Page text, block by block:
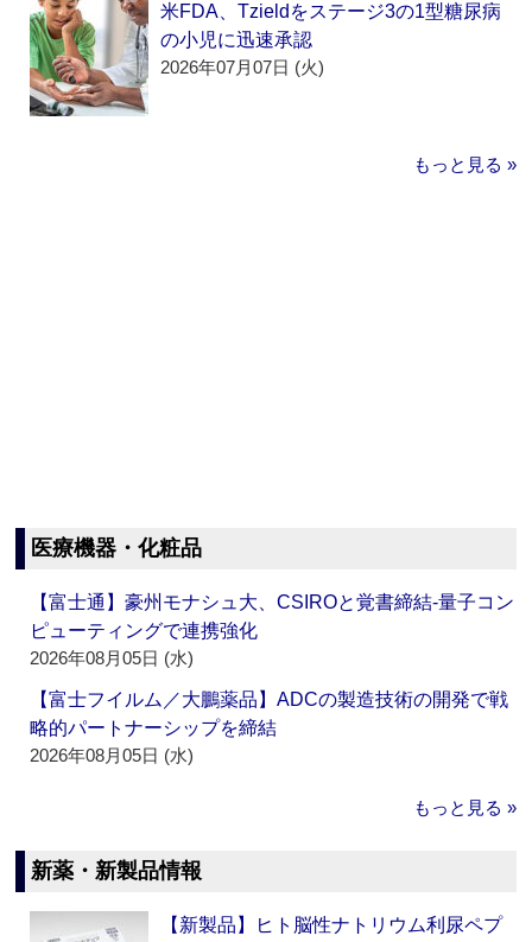
米FDA、Tzieldをステージ3の1型糖尿病
の小児に迅速承認
2026年07月07日 (火)
もっと見る »
医療機器・化粧品
【富士通】豪州モナシュ大、CSIROと覚書締結‐量子コン
ピューティングで連携強化
2026年08月05日 (水)
【富士フイルム／大鵬薬品】ADCの製造技術の開発で戦
略的パートナーシップを締結
2026年08月05日 (水)
もっと見る »
新薬・新製品情報
【新製品】ヒト脳性ナトリウム利尿ペプ